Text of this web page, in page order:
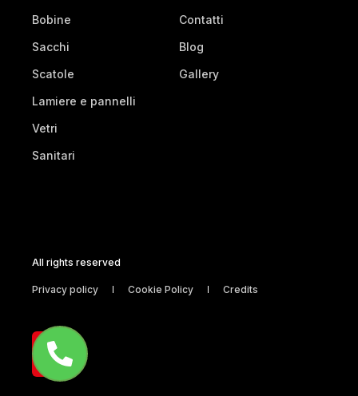
Bobine
Sacchi
Scatole
Lamiere e pannelli
Vetri
Sanitari
Contatti
Blog
Gallery
All rights reserved
Privacy policy Cookie Policy Credits